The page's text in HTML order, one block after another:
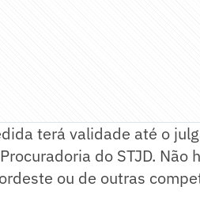
terá validade até o
do STJD. Não
ou de outras